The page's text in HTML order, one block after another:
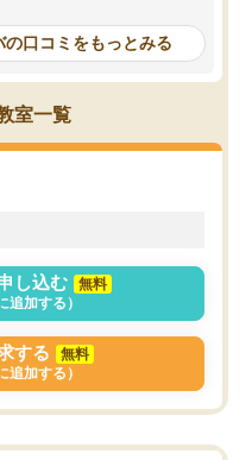
以上の
受験ま
しな
問できるのでとても助か
口コミをもっとみる
室一覧
し込む
無料
追加する）
する
無料
追加する）